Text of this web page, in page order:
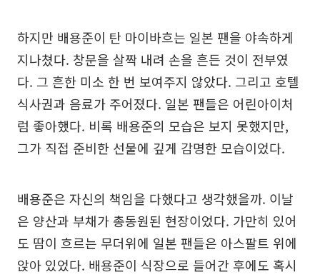
하지만 배용준이 탄 마이바흐는 일본 팬을 야속하게
지나쳤다. 창문을 살짝 내려 손을 흔든 것이 전부였
다. 그 흔한 미소 한 번 보여주지 않았다. 그리고 호텔
식사권과 음료가 주어졌다. 일본 팬들은 어린아이처
럼 좋아했다. 비록 배용준의 모습은 보지 못했지만,
그가 직접 준비한 선물에 깊게 감명한 모습이었다.
배용준은 자신의 책임을 다했다고 생각했을까. 이날
은 양산과 부채가 총동원된 현장이었다. 가만히 있어
도 땀이 흐르는 무더위에 일본 팬들은 아스팔트 위에
앉아 있었다. 배용준이 식장으로 들어간 후에도 혹시